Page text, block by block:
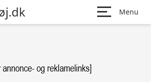
Menu